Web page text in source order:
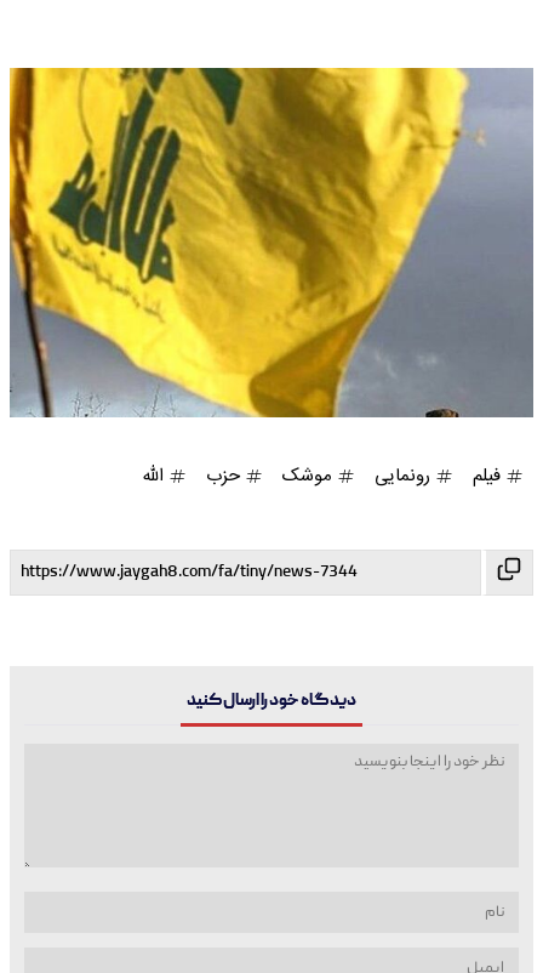
فیلم رونمایی موشک حزب الله
دیدگاه خود را ارسال کنید